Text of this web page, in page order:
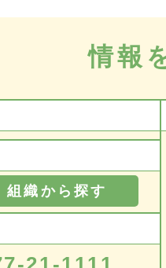
情報
組織から探す